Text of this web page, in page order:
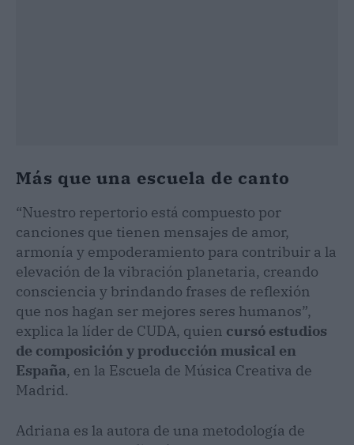
Más que una escuela de canto
“Nuestro repertorio está compuesto por
canciones que tienen mensajes de amor,
armonía y empoderamiento para contribuir a la
elevación de la vibración planetaria, creando
consciencia y brindando frases de reflexión
que nos hagan ser mejores seres humanos”,
explica la líder de CUDA, quien cursó estudios
de composición y producción musical en
España, en la Escuela de Música Creativa de
Madrid.
Adriana es la autora de una metodología de